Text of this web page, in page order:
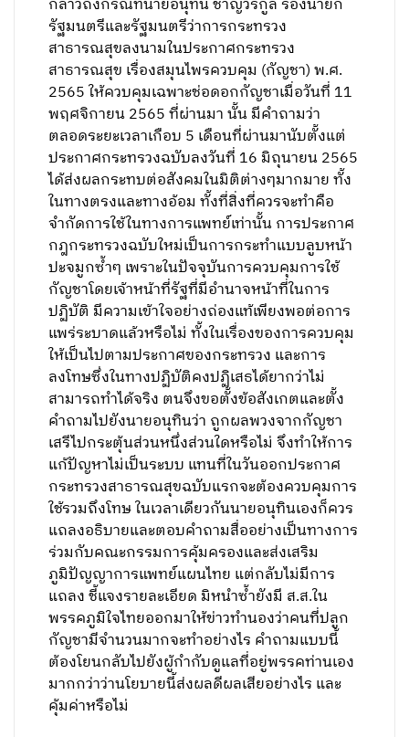
กล่าวถึงกรณีที่นายอนุทิน ชาญวีรกูล รองนายก
รัฐมนตรีและรัฐมนตรีว่าการกระทรวง
สาธารณสุขลงนามในประกาศกระทรวง
สาธารณสุข เรื่องสมุนไพรควบคุม (กัญชา) พ.ศ.
2565 ให้ควบคุมเฉพาะช่อดอกกัญชาเมื่อวันที่ 11
พฤศจิกายน 2565 ที่ผ่านมา นั้น มีคำถามว่า
ตลอดระยะเวลาเกือบ 5 เดือนที่ผ่านมานับตั้งแต่
ประกาศกระทรวงฉบับลงวันที่ 16 มิถุนายน 2565
ได้ส่งผลกระทบต่อสังคมในมิติต่างๆมากมาย ทั้ง
ในทางตรงและทางอ้อม ทั้งที่สิ่งที่ควรจะทำคือ
จำกัดการใช้ในทางการแพทย์เท่านั้น การประกาศ
กฎกระทรวงฉบับใหม่เป็นการกระทำแบบลูบหน้า
ปะจมูกซ้ำๆ เพราะในปัจจุบันการควบคุมการใช้
กัญชาโดยเจ้าหน้าที่รัฐที่มีอำนาจหน้าที่ในการ
ปฏิบัติ มีความเข้าใจอย่างถ่องแท้เพียงพอต่อการ
แพร่ระบาดแล้วหรือไม่ ทั้งในเรื่องของการควบคุม
ให้เป็นไปตามประกาศของกระทรวง และการ
ลงโทษซึ่งในทางปฏิบัติคงปฏิเสธได้ยากว่าไม่
สามารถทำได้จริง ตนจึงขอตั้งข้อสังเกตและตั้ง
คำถามไปยังนายอนุทินว่า ถูกผลพวงจากกัญชา
เสรีไปกระตุ้นส่วนหนึ่งส่วนใดหรือไม่ จึงทำให้การ
แก้ปัญหาไม่เป็นระบบ แทนที่ในวันออกประกาศ
กระทรวงสาธารณสุขฉบับแรกจะต้องควบคุมการ
ใช้รวมถึงโทษ ในเวลาเดียวกันนายอนุทินเองก็ควร
แถลงอธิบายและตอบคำถามสื่ออย่างเป็นทางการ
ร่วมกับคณะกรรมการคุ้มครองและส่งเสริม
ภูมิปัญญาการแพทย์แผนไทย แต่กลับไม่มีการ
แถลง ชี้แจงรายละเอียด มิหนำซ้ำยังมี ส.ส.ใน
พรรคภูมิใจไทยออกมาให้ข่าวทำนองว่าคนที่ปลูก
กัญชามีจำนวนมากจะทำอย่างไร คำถามแบบนี้
ต้องโยนกลับไปยังผู้กำกับดูแลที่อยู่พรรคท่านเอง
มากกว่าว่านโยบายนี้ส่งผลดีผลเสียอย่างไร และ
คุ้มค่าหรือไม่